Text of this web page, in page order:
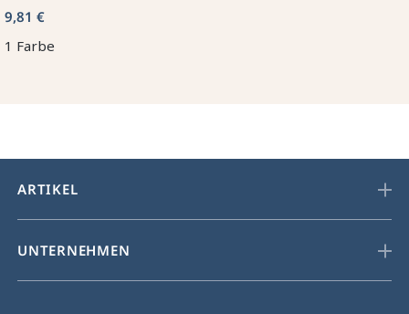
9,81 €
1 Farbe
ARTIKEL
UNTERNEHMEN